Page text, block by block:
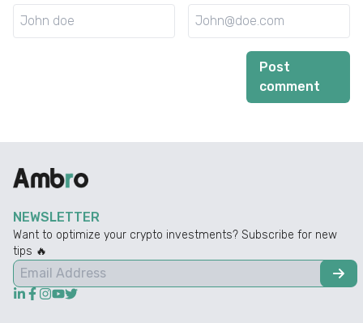
Post
comment
NEWSLETTER
Want to optimize your crypto investments? Subscribe for new
tips 🔥